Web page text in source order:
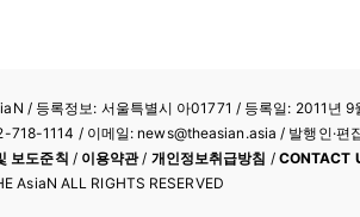
/ 등록정보: 서울특별시 아01771 / 등록일: 2011년 9
718-1114 / 이메일: news@theasian.asia / 발행인·편
보도준칙 / 이용약관/ 개인정보취급방침 / CONTACT
AsiaN ALL RIGHTS RESERVED